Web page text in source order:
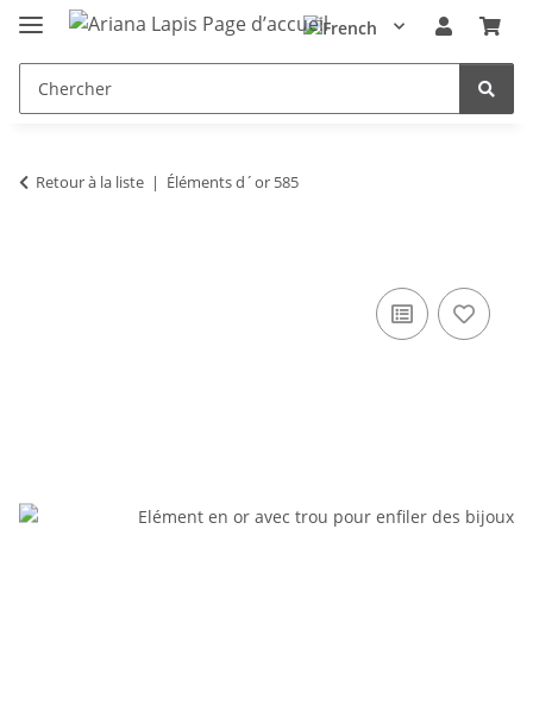
Retour à la liste Éléments d´or 585